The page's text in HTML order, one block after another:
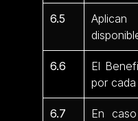
6.5
6.6
El
por
6.7
En